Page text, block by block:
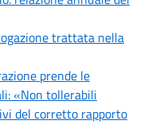
trattata nella
prende le
«Non tollerabili
del corretto rapporto